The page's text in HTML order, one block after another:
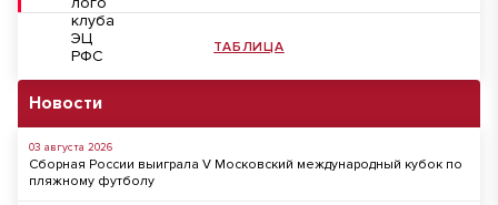
ТАБЛИЦА
Новости
03 августа 2026
Сборная России выиграла V Московский международный кубок по
пляжному футболу